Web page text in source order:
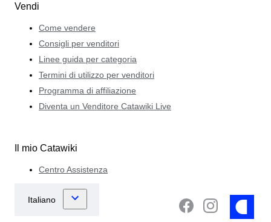
Vendi
Come vendere
Consigli per venditori
Linee guida per categoria
Termini di utilizzo per venditori
Programma di affiliazione
Diventa un Venditore Catawiki Live
Il mio Catawiki
Centro Assistenza